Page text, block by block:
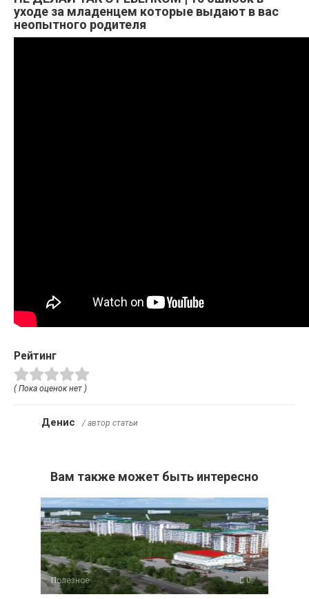
уходе за младенцем которые выдают в вас
неопытного родителя
Рейтинг
( Пока оценок нет )
Денис / автор статьи
Вам также может быть интересно
Полезное 0